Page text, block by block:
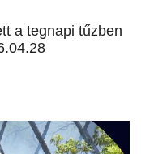
a tegnapi tűzben